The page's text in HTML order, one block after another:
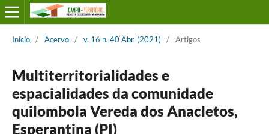
Início / Acervo / v. 16 n. 40 Abr. (2021) / Artigos
Multiterritorialidades e
espacialidades da comunidade
quilombola Vereda dos Anacletos,
Esperantina (PI)